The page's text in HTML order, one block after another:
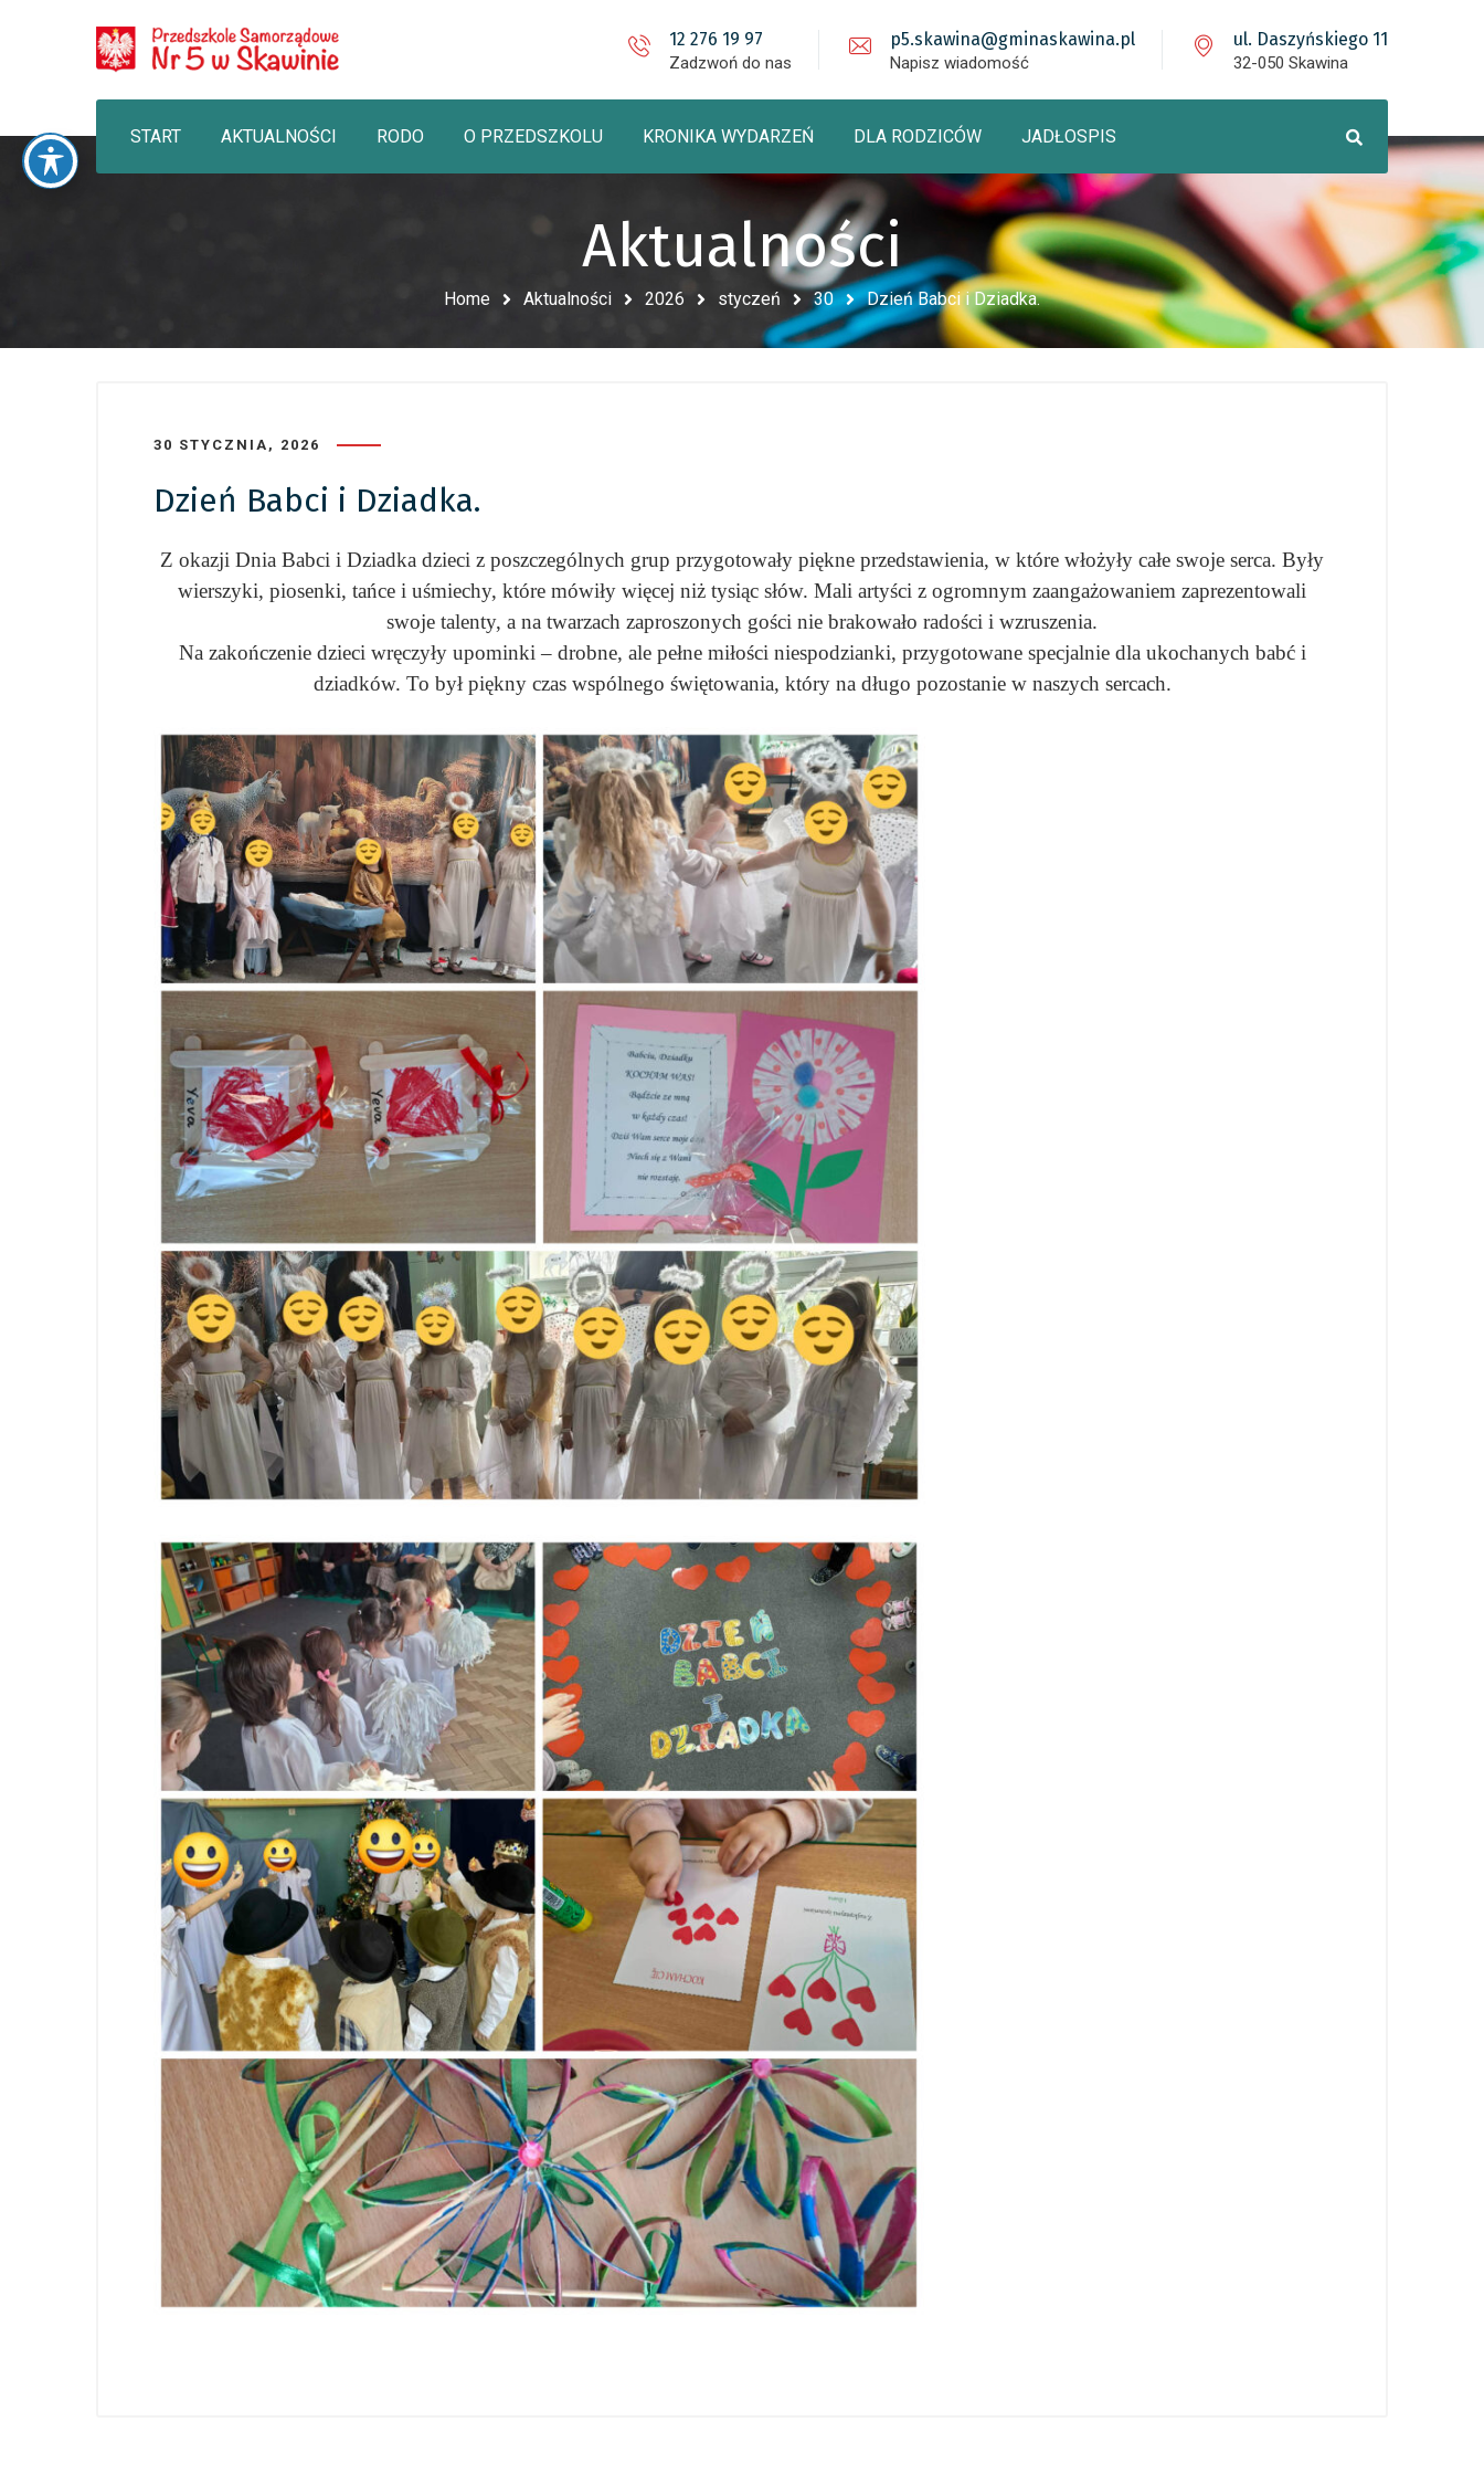
12 276 19 97
Zadzwoń do nas
p5.skawina@gminaskawina.pl
Napisz wiadomość
ul. Daszyńskiego 11
32-050 Skawina
START AKTUALNOŚCI RODO O PRZEDSZKOLU KRONIKA WYDARZEŃ DLA RODZICÓW JADŁOSPIS
Aktualności
Home Aktualności 2026 styczeń 30 Dzień Babci i Dziadka.
30 STYCZNIA, 2026
Dzień Babci i Dziadka.
Z okazji Dnia Babci i Dziadka dzieci z poszczególnych grup przygotowały piękne przedstawienia, w które włożyły całe swoje serca. Były
wierszyki, piosenki, tańce i uśmiechy, które mówiły więcej niż tysiąc słów. Mali artyści z ogromnym zaangażowaniem zaprezentowali
swoje talenty, a na twarzach zaproszonych gości nie brakowało radości i wzruszenia.
Na zakończenie dzieci wręczyły upominki – drobne, ale pełne miłości niespodzianki, przygotowane specjalnie dla ukochanych babć i
dziadków. To był piękny czas wspólnego świętowania, który na długo pozostanie w naszych sercach.